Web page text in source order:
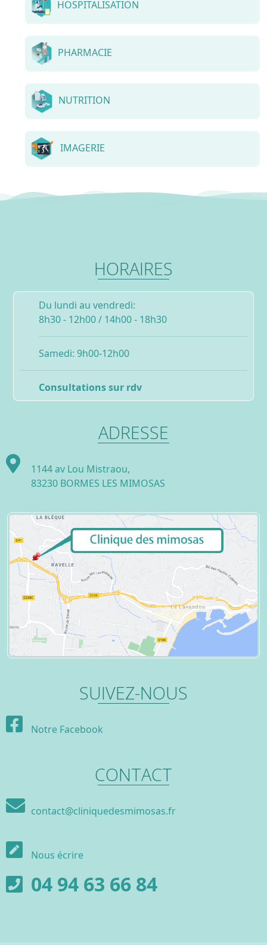
HOSPITALISATION
PHARMACIE
NUTRITION
IMAGERIE
HORAIRES
Du lundi au vendredi:
8h30 - 12h00 / 14h00 - 18h30
Samedi: 9h00-12h00
Consultations sur rdv
ADRESSE
1144 av Lou Mistraou,
83230 BORMES LES MIMOSAS
SUIVEZ-NOUS
Notre Facebook
CONTACT
contact@cliniquedesmimosas.fr
Nous écrire
04 94 63 66 84